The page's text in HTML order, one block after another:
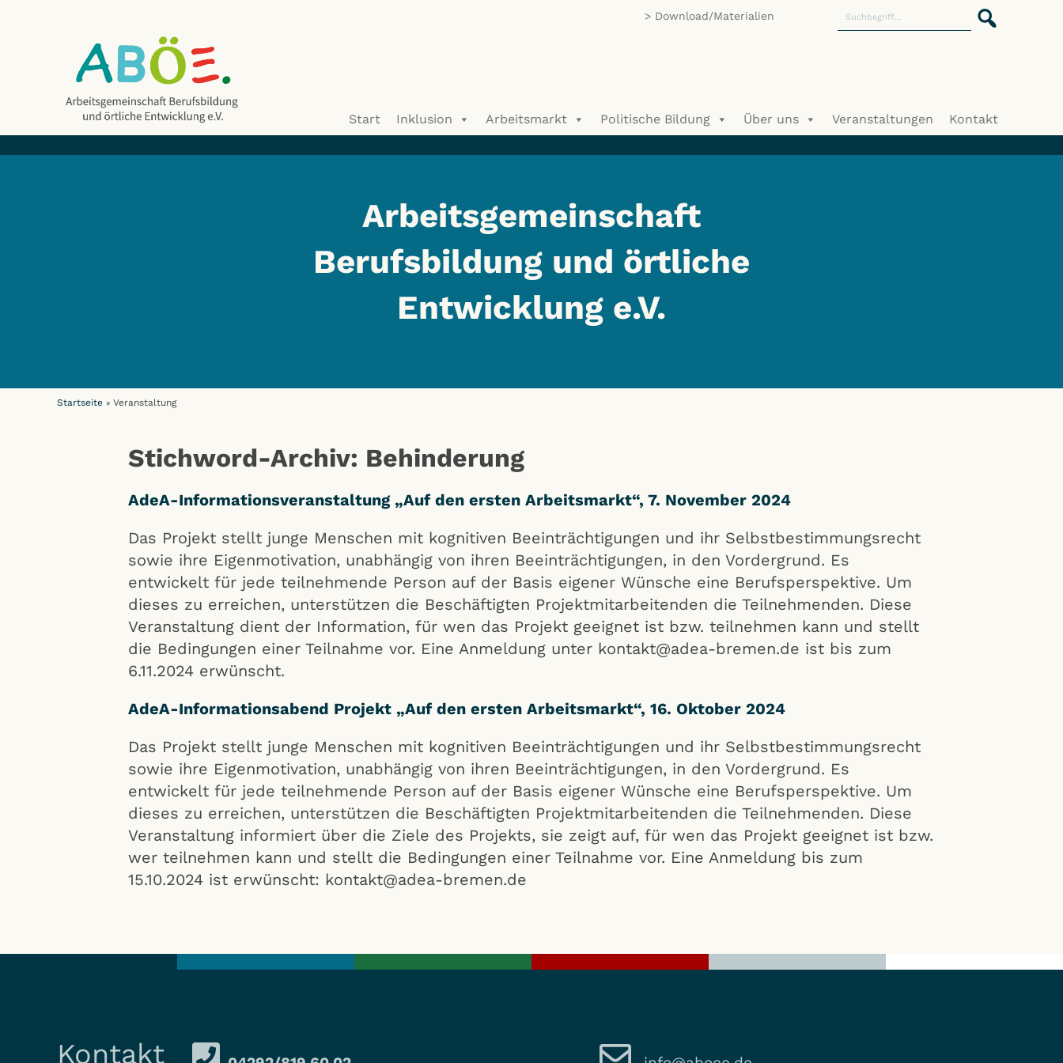
Download/Materialien
Start Inklusion Arbeitsmarkt Politische Bildung Über uns Veranstaltungen Kontakt
Arbeitsgemeinschaft
Berufsbildung und örtliche
Entwicklung e.V.
Startseite » Veranstaltung
Stichword-Archiv: Behinderung
AdeA-Informationsveranstaltung „Auf den ersten Arbeitsmarkt“, 7. November 2024
Das Projekt stellt junge Menschen mit kognitiven Beeinträchtigungen und ihr Selbstbestimmungsrecht
sowie ihre Eigenmotivation, unabhängig von ihren Beeinträchtigungen, in den Vordergrund. Es
entwickelt für jede teilnehmende Person auf der Basis eigener Wünsche eine Berufsperspektive. Um
dieses zu erreichen, unterstützen die Beschäftigten Projektmitarbeitenden die Teilnehmenden. Diese
Veranstaltung dient der Information, für wen das Projekt geeignet ist bzw. teilnehmen kann und stellt
die Bedingungen einer Teilnahme vor. Eine Anmeldung unter kontakt@adea-bremen.de ist bis zum
6.11.2024 erwünscht.
AdeA-Informationsabend Projekt „Auf den ersten Arbeitsmarkt“, 16. Oktober 2024
Das Projekt stellt junge Menschen mit kognitiven Beeinträchtigungen und ihr Selbstbestimmungsrecht
sowie ihre Eigenmotivation, unabhängig von ihren Beeinträchtigungen, in den Vordergrund. Es
entwickelt für jede teilnehmende Person auf der Basis eigener Wünsche eine Berufsperspektive. Um
dieses zu erreichen, unterstützen die Beschäftigten Projektmitarbeitenden die Teilnehmenden. Diese
Veranstaltung informiert über die Ziele des Projekts, sie zeigt auf, für wen das Projekt geeignet ist bzw.
wer teilnehmen kann und stellt die Bedingungen einer Teilnahme vor. Eine Anmeldung bis zum
15.10.2024 ist erwünscht: kontakt@adea-bremen.de
Kontakt